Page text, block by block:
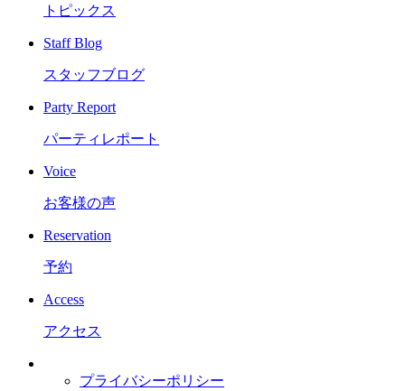
トピックス
Staff Blog
スタッフブログ
Party Report
パーティレポート
Voice
お客様の声
Reservation
予約
Access
アクセス
プライバシーポリシー